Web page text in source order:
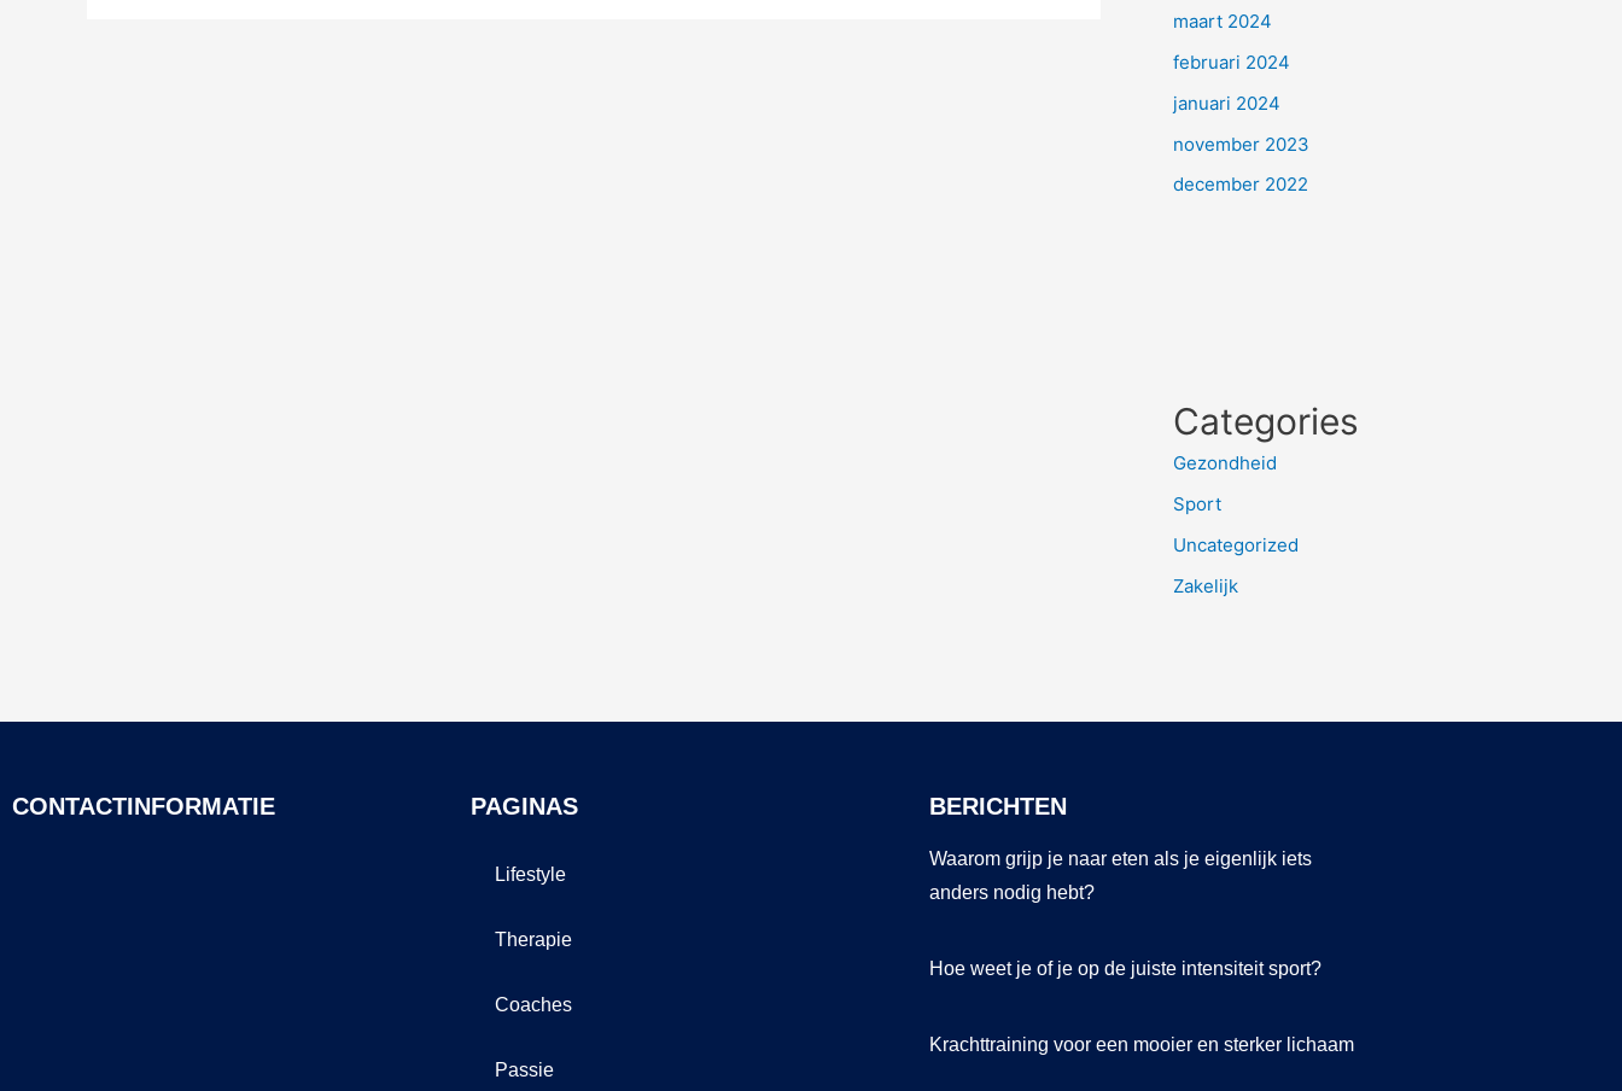
maart 2024
februari 2024
januari 2024
november 2023
december 2022
Categories
Gezondheid
Sport
Uncategorized
Zakelijk
CONTACTINFORMATIE PAGINAS
Lifestyle
Therapie
Coaches
Passie
BERICHTEN
Waarom grijp je naar eten als je eigenlijk iets
anders nodig hebt?
Hoe weet je of je op de juiste intensiteit sport?
Krachttraining voor een mooier en sterker lichaam